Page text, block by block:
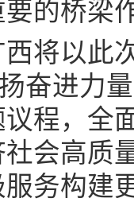
的桥梁
将以此
奋进力
程，全
会高质
服务构